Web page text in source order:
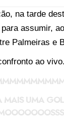
na tarde
assumir,
Palmeiras e
ao vivo.
UMA